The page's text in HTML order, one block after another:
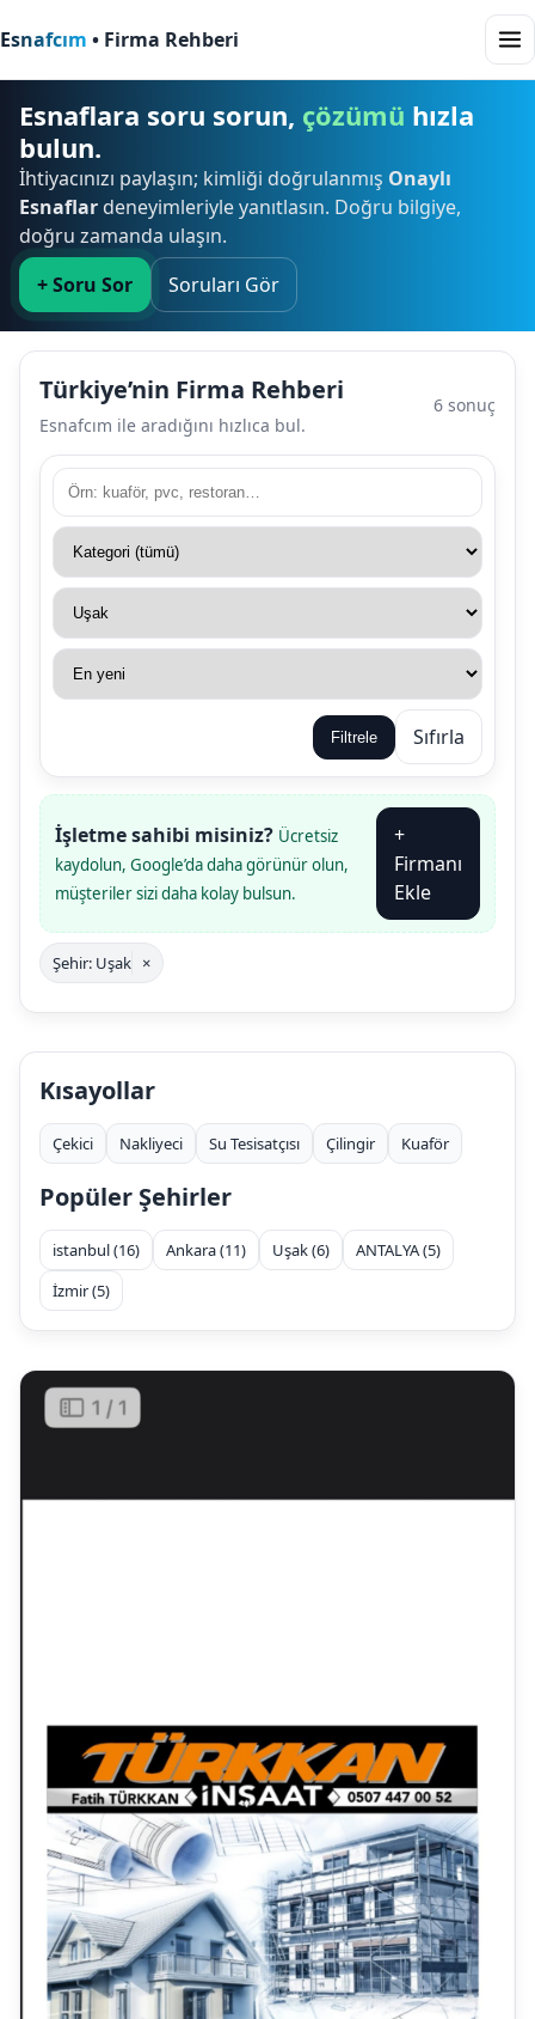
Esnafcım • Firma Rehberi
Esnaflara soru sorun, çözümü hızla
bulun.
İhtiyacınızı paylaşın; kimliği doğrulanmış Onaylı
Esnaflar deneyimleriyle yanıtlasın. Doğru bilgiye,
doğru zamanda ulaşın.
+ Soru Sor
Soruları Gör
Türkiye’nin Firma Rehberi
Esnafcım ile aradığını hızlıca bul.
6 sonuç
Filtrele Sıfırla
İşletme sahibi misiniz? Ücretsiz
kaydolun, Google’da daha görünür olun,
müşteriler sizi daha kolay bulsun.
+
Firmanı
Ekle
Şehir: Uşak ×
Kısayollar
Çekici Nakliyeci Su Tesisatçısı Çilingir Kuaför
Popüler Şehirler
istanbul (16) Ankara (11) Uşak (6)
ANTALYA (5)
İzmir (5)